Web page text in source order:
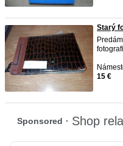
Starý
15 €